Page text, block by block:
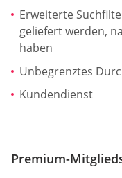
Erweiterte
geliefert werden,
haben
Unbegrenztes
Kundendienst
Premium-